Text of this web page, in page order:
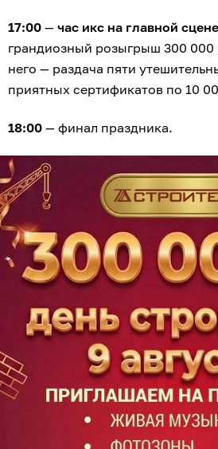
17:00 — час икс на главной сцене
грандиозный розыгрыш 300 000
него — раздача пяти
приятных сертификатов по 10
18:00 — финал праздника.